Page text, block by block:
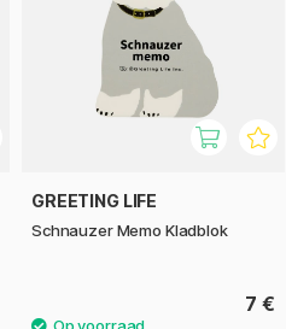
GREETING LIFE
Schnauzer Memo Kladblok
7 €